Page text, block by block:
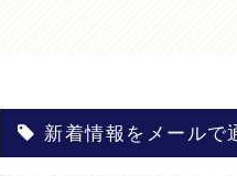
新着情報をメールで